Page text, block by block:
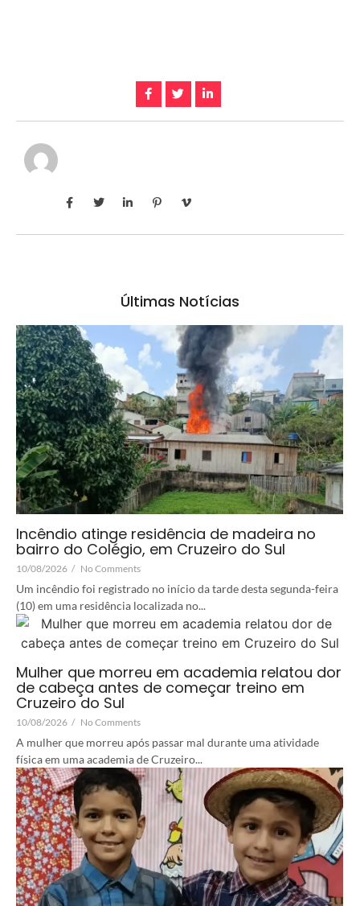
Últimas Notícias
Incêndio atinge residência de madeira no
bairro do Colégio, em Cruzeiro do Sul
10/08/2026 / No Comments
Um incêndio foi registrado no início da tarde desta segunda-feira
(10) em uma residência localizada no...
Mulher que morreu em academia relatou dor
de cabeça antes de começar treino em
Cruzeiro do Sul
10/08/2026 / No Comments
A mulher que morreu após passar mal durante uma atividade
física em uma academia de Cruzeiro...